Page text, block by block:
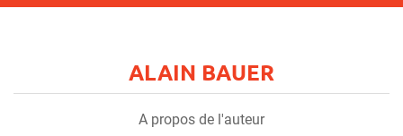
ALAIN BAUER
A propos de l'auteur